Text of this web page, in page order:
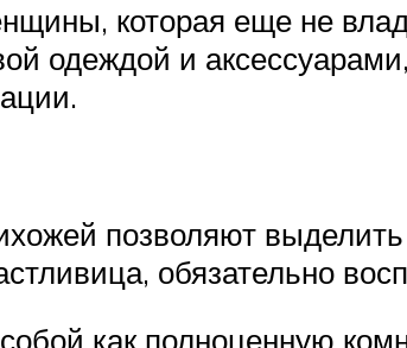
которая еще не
одеждой и
позволяют выделить
обязательно
как полноценную